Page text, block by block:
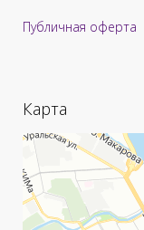
Публичная оферта
Карта